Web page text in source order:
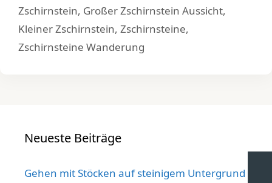
Zschirnstein, Großer Zschirnstein Aussicht,
Kleiner Zschirnstein, Zschirnsteine,
Zschirnsteine Wanderung
Neueste Beiträge
Gehen mit Stöcken auf steinigem Untergrund